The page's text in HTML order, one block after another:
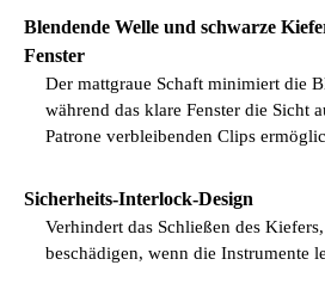
Blendende Welle und schwarze
Fenster
Der mattgraue Schaft minimiert die
während das klare Fenster die Sicht
Patrone verbleibenden Clips
Sicherheits-Interlock-Design
Verhindert das Schließen des
beschädigen, wenn die Instrumente